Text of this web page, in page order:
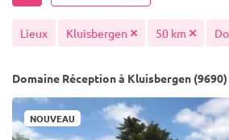
Lieux Kluisbergen 50 km
Domaine Réception à Kluisbergen (9690)
NOUVEAU